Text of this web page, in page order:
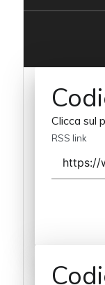
Clicca sul
RSS link